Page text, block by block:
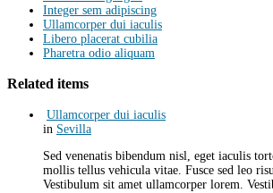
Integer sem adipiscing
Ullamcorper dui iaculis
Libero placerat cubilia
Pharetra odio aliquam
Related items
Ullamcorper dui iaculis
in Sevilla
Sed venenatis bibendum nisl, eget iaculis
mollis tellus vehicula vitae. Fusce sed leo
Vestibulum sit amet ullamcorper lorem.